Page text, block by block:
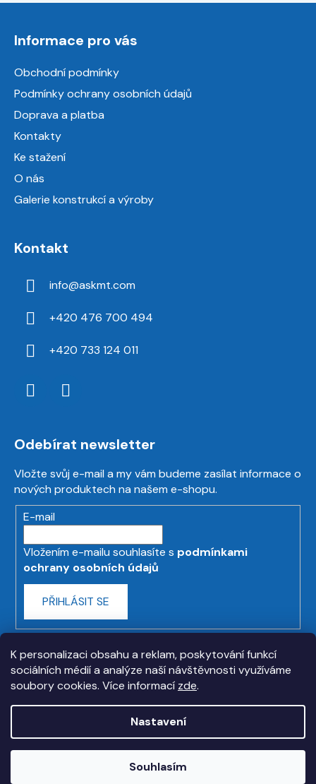
K personalizaci obsahu a reklam, poskytování funkcí
sociálních médií a analýze naší návštěvnosti využíváme
soubory cookies. Více informací zde.
Nastavení
Souhlasím
Informace pro vás
Obchodní podmínky
Podmínky ochrany osobních údajů
Doprava a platba
Kontakty
Ke stažení
O nás
Galerie konstrukcí a výroby
Kontakt
info@askmt.com
+420 476 700 494
+420 733 124 011
Odebírat newsletter
Vložte svůj e-mail a my vám budeme zasílat informace o
nových produktech na našem e-shopu.
E-mail
Vložením e-mailu souhlasíte s podmínkami
ochrany osobních údajů
PŘIHLÁSIT SE
Vytvořil Shoptet
askmt.com